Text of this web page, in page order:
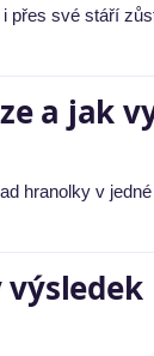
přes své stáří
a jak
hranolky v
výsledek